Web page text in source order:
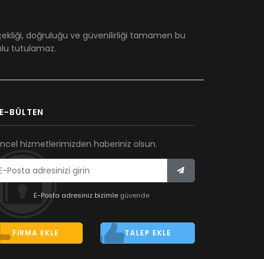
doğruluğu ve güvenilirliği tamamen bu
tutulamaz.
E-BÜLTEN
hizmetlerimizden haberiniz olsun.
E-Posta adresiniz bizimle güvende
FIRMA EKLE TALEP EKLE